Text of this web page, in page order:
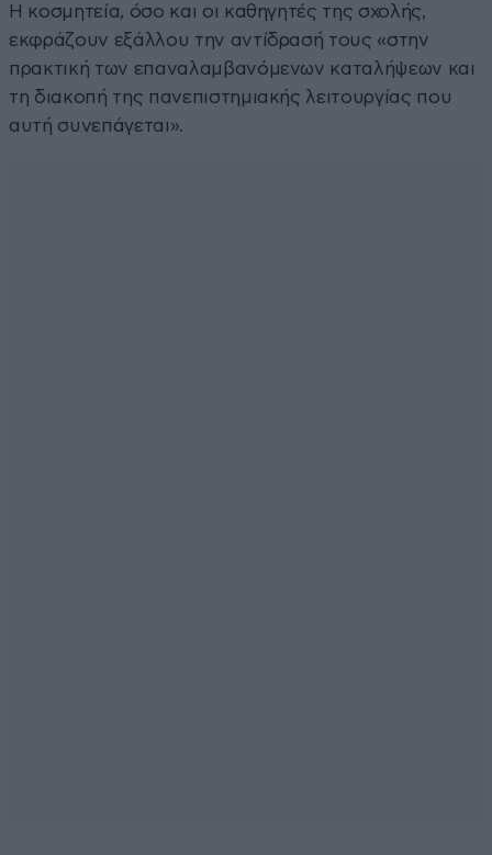
Η κοσμητεία, όσο και οι καθηγητές της σχολής,
εκφράζουν εξάλλου την αντίδρασή τους «στην
πρακτική των επαναλαμβανόμενων καταλήψεων και
τη διακοπή της πανεπιστημιακής λειτουργίας που
αυτή συνεπάγεται».